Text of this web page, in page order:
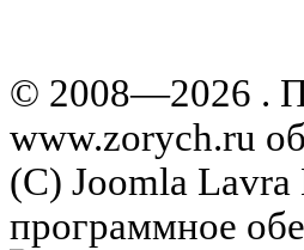
© 2008—2026 .
www.zorych.ru
(C) Joomla Lavra
программное